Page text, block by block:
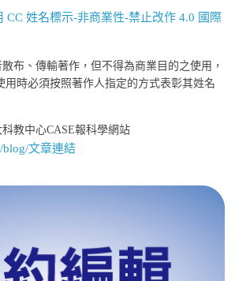
CC 姓名標示-非商業性-禁止改作 4.0 國際
布、傳輸著作，但不得為商業目的之使用，
用時必須按照著作人指定的方式表彰其姓名
教中心CASE報科學網站
blog/文章連結